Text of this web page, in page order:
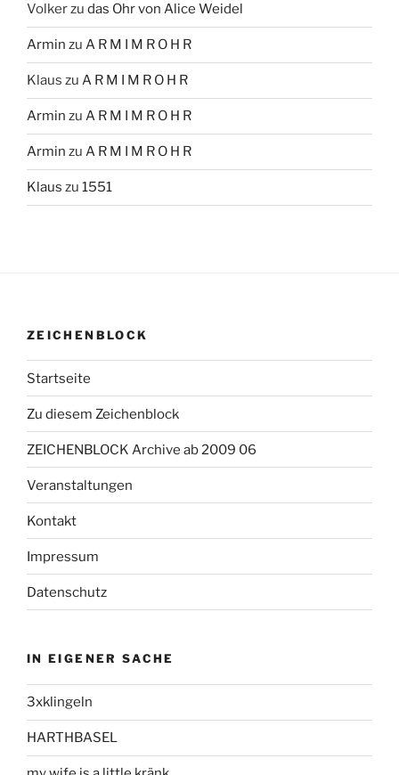
Volkerzu das Ohr von Alice Weidel
Armin zu A R M I M R O H R
Klaus zu A R M I M R O H R
Armin zu A R M I M R O H R
Armin zu A R M I M R O H R
Klaus zu 1551
ZEICHENBLOCK
Startseite
Zu diesem Zeichenblock
ZEICHENBLOCK Archive ab 2009 06
Veranstaltungen
Kontakt
Impressum
Datenschutz
IN EIGENER SACHE
3xklingeln
HARTHBASEL